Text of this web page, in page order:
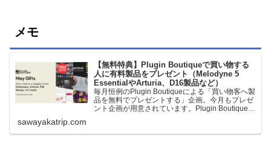
メモ
【無料特典】Plugin Boutiqueで買い物する
人に有料製品をプレゼント（Melodyne 5
EssentialやArturia、D16製品など）
毎月恒例のPlugin Boutiqueによる「買い物客へ製
品を無料でプレゼントする」企画。今月もプレゼ
ント企画が用意されています。Plugin Boutiqueで
ます。＊無料配布終了予定日：日本時間：
sawayakatrip.com